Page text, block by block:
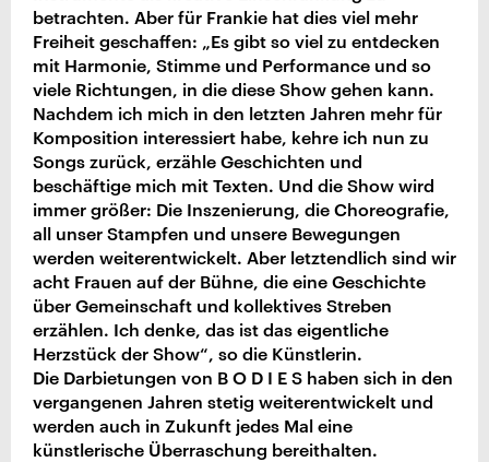
betrachten. Aber für Frankie hat dies viel mehr
Freiheit geschaffen: „Es gibt so viel zu entdecken
mit Harmonie, Stimme und Performance und so
viele Richtungen, in die diese Show gehen kann.
Nachdem ich mich in den letzten Jahren mehr für
Komposition interessiert habe, kehre ich nun zu
Songs zurück, erzähle Geschichten und
beschäftige mich mit Texten. Und die Show wird
immer größer: Die Inszenierung, die Choreografie,
all unser Stampfen und unsere Bewegungen
werden weiterentwickelt. Aber letztendlich sind wir
acht Frauen auf der Bühne, die eine Geschichte
über Gemeinschaft und kollektives Streben
erzählen. Ich denke, das ist das eigentliche
Herzstück der Show“, so die Künstlerin.
Die Darbietungen von B O D I E S haben sich in den
vergangenen Jahren stetig weiterentwickelt und
werden auch in Zukunft jedes Mal eine
künstlerische Überraschung bereithalten.